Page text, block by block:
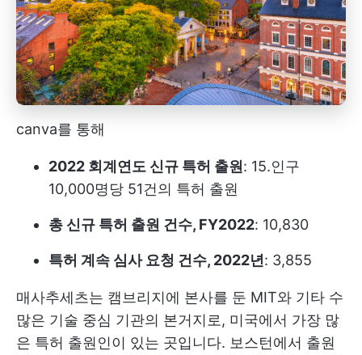
canva를 통해
2022 회계연도 신규 특허 출원: 15.인구
10,000명당 51건의 특허 출원
총 신규 특허 출원 건수, FY2022: 10,830
특허 계속 심사 요청 건수, 2022년: 3,855
매사추세츠는 캠브리지에 본사를 둔 MIT와 기타 수
많은 기술 중심 기관의 본거지로, 미국에서 가장 많
은 특허 출원인이 있는 곳입니다. 보스턴에서 출원